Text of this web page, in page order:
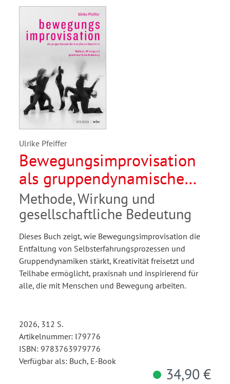
Ulrike Pfeiffer
Bewegungsimprovisation
als gruppendynamische
Disziplin und Kunstform
Methode, Wirkung und
gesellschaftliche Bedeutung
Dieses Buch zeigt, wie Bewegungsimprovisation die
Entfaltung von Selbsterfahrungsprozessen und
Gruppendynamiken stärkt, Kreativität freisetzt und
Teilhabe ermöglicht, praxisnah und inspirierend für
alle, die mit Menschen und Bewegung arbeiten.
2026, 312 S.
Artikelnummer: I79776
ISBN: 9783763979776
Verfügbar als: Buch, E-Book
34,90 €